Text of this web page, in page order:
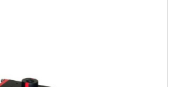
atualmente no
utilizadas, que
as
válvulas Tipo glo.